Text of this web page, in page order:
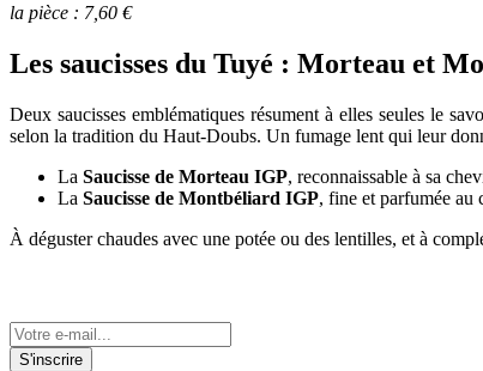
la pièce : 7,60 €
Les saucisses du Tuyé : Morteau et
Deux saucisses emblématiques résument à elles seules le
selon la tradition du Haut-Doubs. Un fumage lent qui leur
La Saucisse de Morteau IGP, reconnaissable à sa
La Saucisse de Montbéliard IGP, fine et parfumée
À déguster chaudes avec une potée ou des lentilles, et à
S'inscrire